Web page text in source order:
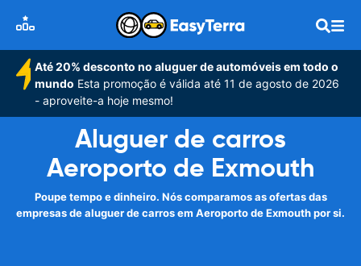
Até 20% desconto no aluguer de automóveis em todo o
mundo Esta promoção é válida até 11 de agosto de 2026
- aproveite-a hoje mesmo!
Aluguer de carros
Aeroporto de Exmouth
Poupe tempo e dinheiro. Nós comparamos as ofertas das
empresas de aluguer de carros em Aeroporto de Exmouth por si.